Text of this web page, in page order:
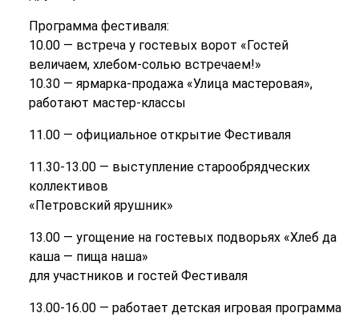
Программа фестиваля:
10.00 — встреча у гостевых ворот «Гостей
величаем, хлебом-солью встречаем!»
10.30 — ярмарка-продажа «Улица мастеровая»,
работают мастер-классы
11.00 — официальное открытие Фестиваля
11.30-13.00 — выступление старообрядческих
коллективов
«Петровский ярушник»
13.00 — угощение на гостевых подворьях «Хлеб да
каша — пища наша»
для участников и гостей Фестиваля
13.00-16.00 — работает детская игровая программа